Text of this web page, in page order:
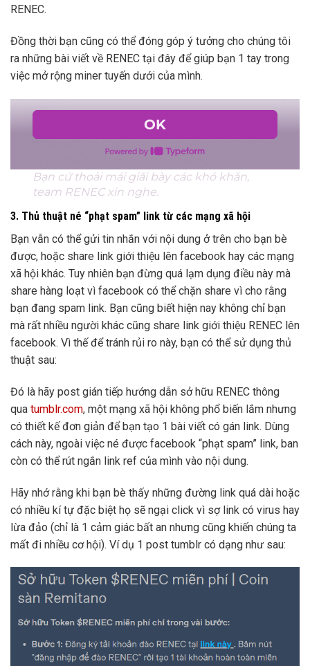
RENEC.
Đồng thời bạn cũng có thể đóng góp ý tưởng cho chúng tôi
ra những bài viết về RENEC tại đây để giúp bạn 1 tay trong
việc mở rộng miner tuyến dưới của mình.
3. Thủ thuật né “phạt spam” link từ các mạng xã hội
Bạn vẫn có thể gửi tin nhắn với nội dung ở trên cho bạn bè
được, hoặc share link giới thiệu lên facebook hay các mạng
xã hội khác. Tuy nhiên bạn đừng quá lạm dụng điều này mà
share hàng loạt vì facebook có thể chặn share vì cho rằng
bạn đang spam link. Bạn cũng biết hiện nay không chỉ bạn
mà rất nhiều người khác cũng share link giới thiệu RENEC lên
facebook. Vì thế để tránh rủi ro này, bạn có thể sử dụng thủ
thuật sau:
Đó là hãy post gián tiếp hướng dẫn sở hữu RENEC thông
qua tumblr.com, một mạng xã hội không phổ biến lắm nhưng
có thiết kế đơn giản để bạn tạo 1 bài viết có gán link. Dùng
cách này, ngoài việc né được facebook “phạt spam” link, ban
còn có thể rút ngắn link ref của mình vào nội dung.
Hãy nhớ rằng khi bạn bè thấy những đường link quá dài hoặc
có nhiều kí tự đặc biệt họ sẽ ngại click vì sợ link có virus hay
lừa đảo (chỉ là 1 cảm giác bất an nhưng cũng khiến chúng ta
mất đi nhiều cơ hội). Ví dụ 1 post tumblr có dạng như sau: